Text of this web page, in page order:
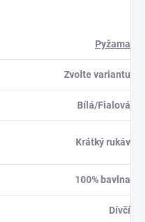
Pyžama
Zvolte variantu
Bílá/Fialová
Krátký rukáv
100% bavlna
Dívčí